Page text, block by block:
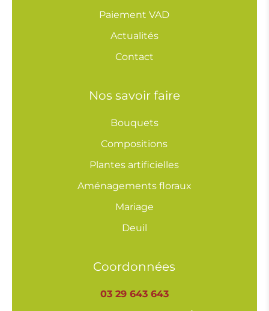
Paiement VAD
Actualités
Contact
Nos savoir faire
Bouquets
Compositions
Plantes artificielles
Aménagements floraux
Mariage
Deuil
Coordonnées
03 29 643 643